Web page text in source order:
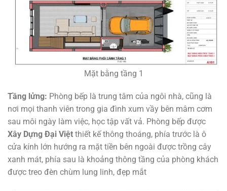
Mặt bằng tầng 1
Tầng lửng: Phòng bếp là trung tâm của ngôi nhà, cũng là
nơi mọi thanh viên trong gia đình xum vầy bên mâm cơm
sau môi ngày làm việc, học tập vất vả. Phòng bếp được
Xây Dựng Đại Việt thiết kế thông thoáng, phía trước là ô
cửa kính lớn hướng ra mặt tiền bên ngoài được trồng cây
xanh mát, phía sau là khoảng thông tầng của phòng khách
được treo đèn chùm lung linh, đẹp mắt